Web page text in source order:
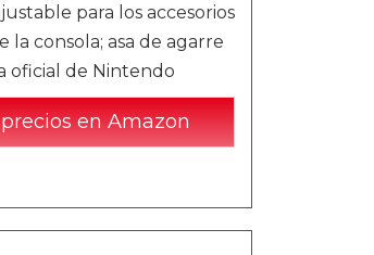
para los accesorios
consola; asa de agarre
oficial de Nintendo
en Amazon